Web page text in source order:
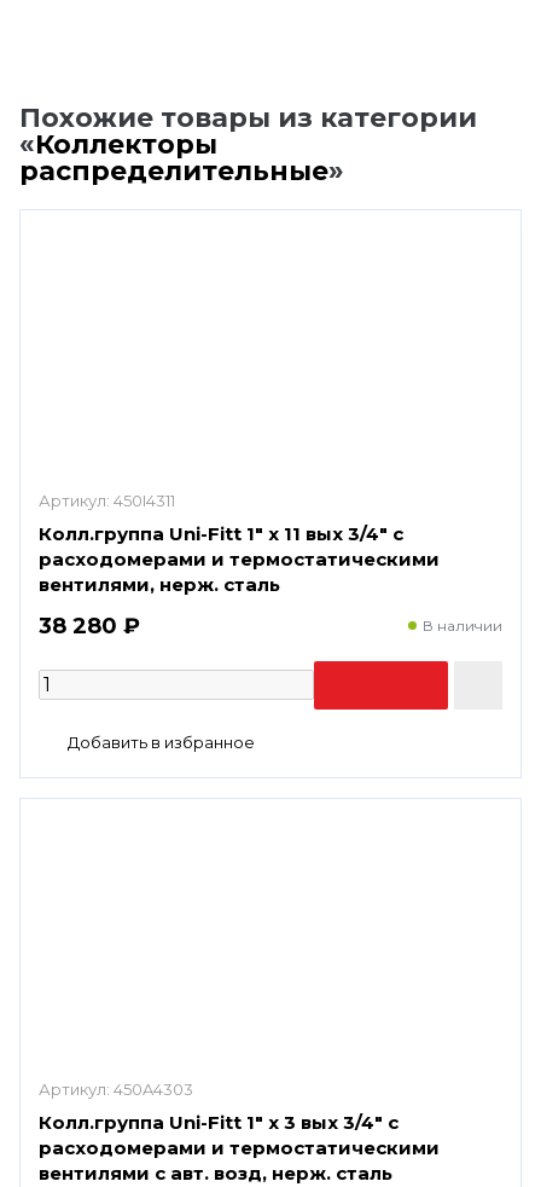
Похожие товары из категории
«Коллекторы
распределительные»
Артикул: 450I4311
Колл.группа Uni-Fitt 1" х 11 вых 3/4" с
расходомерами и термостатическими
вентилями, нерж. сталь
38 280 ₽ В наличии
Артикул: 450A4303
Колл.группа Uni-Fitt 1" х 3 вых 3/4" с
расходомерами и термостатическими
вентилями с авт. возд, нерж. сталь